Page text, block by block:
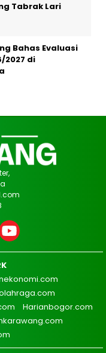
Tabrak Lari
Bahas Evaluasi
2027 di
Harianbogor.com